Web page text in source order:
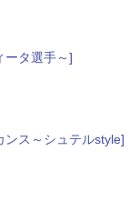
ータ選手～]
ンス～シュテルstyle]